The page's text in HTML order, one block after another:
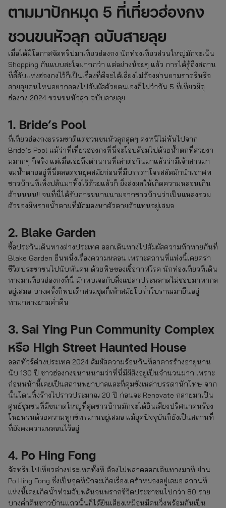
ตามมาปักหมุด 5 ที่เที่ยวฮ่องกง
ชวนขนหัวลุก ฉบับสายลุย
เมื่อได้มีโอกาสจัดทริปมาเที่ยวฮ่องกง นักท่องเที่ยวส่วนใหญ่มักจะเน้น
Shopping กันแบบสะใจมากกว่า แต่อย่างน้อยๆ แล้ว การได้รู้ถึงสถาน
ที่ลี้ลับแห่งฮ่องกงไว้ก็เป็นเรื่องที่ดีจะได้เลี่ยงไม่ต้องผ่านยามราตรีหรือ
สายลุยคนไหนอยากลองไปสัมผัสด้วยตนเองก็ไม่ว่ากัน 5 ที่เที่ยวผีดุ
ฮ่องกง 2024 ชวนขนหัวลุก ฉบับสายลุย
1. Bride’s Pool
ที่เที่ยวฮ่องกงธรรมชาติแต่ชวนขนหัวลุกสุดๆ คงหนีไม่พ้นไปจาก
Bride’s Pool แม้ว่าที่เที่ยวฮ่องกงที่นี่จะโอบล้อมไปด้วยน้ำตกที่สวยงา
มมากๆ ก็จริง แต่เมื่อเอ่ยถึงตำนานที่เล่าต่อกันมาแล้วว่ามีเจ้าสาวมา
จมน้ำตายอยู่ที่นี่ตลอดจนยุคสมัยก่อนที่มีบรรดาโจรสลัดมักนำเอาศพ
ชาวบ้านที่เพิ่งปล้นมาทิ้งไว้ด้วยแล้วก็ ยิ่งส่งผลให้เกิดความหลอนเกิน
ต้านนนน!! จนที่นี่ได้รับการขนานนามจากชาวบ้านว่าเป็นแหล่งรวม
ตัวของผีพรายน้ำตามที่มักมองหาตัวตายตัวแทนอยู่เสมอ
2. Blake Garden
ซื้อประกันเดินทางต่างประเทศ ออกเดินทางไปสัมผัสความท้าทายกันที่
Blake Garden ยืนหนึ่งเรื่องความหลอน เพราะสถานที่แห่งนี้เคยคร่า
ชีวิตประชาชนไปนับพันคน ด้วยพิษของเชื้อกาฬโรค นักท่องเที่ยวที่เดิน
ทางมาเที่ยวฮ่องกงที่นี่ มักพบเจอกับสิ่งแปลกประหลาดไม่ชอบมาพากล
อยู่เสมอ บางครั้งก็พบเด็กสวมชุดกี่เพ้าสมัยโบร่ำโบราณมายืนอยู่
ท่ามกลางยามค่ำคืน
3. Sai Ying Pun Community Complex
หรือ High Street Haunted House
ออกทัวร์ต่างประเทศ 2024 สัมผัสความร้อนกันที่อาคารร้างอายุนาน
นับ 130 ปี ชาวฮ่องกงขนานนามว่าที่นี่มีผีสิงอยู่เป็นจำนวนมาก เพราะ
ก่อนหน้านี้เคยเป็นสถานพยาบาลและที่คุมขังเหล่าบรรดานักโทษ จาก
นั้นโดนทิ้งร้างไปราวประมาณ 20 ปี ก่อนจะ Renovate กลายมาเป็น
ศูนย์ชุมชนที่มีขนาดใหญ่ที่สุดชาวบ้านมักจะได้ยินเสียงปริศนาคนร้อง
โหยหวนด้วยความทุกข์ทรมานอยู่เสมอ แม้ยุคปัจจุบันก็ยังเป็นสถานที่
ที่ยังคงความหลอนไว้อยู่
4. Po Hing Fong
จัดทริปไปเที่ยวต่างประเทศทั้งที ต้องไม่พลาดออกเดินทางมาที่ ย่าน
Po Hing Fong ซึ่งเป็นจุดที่มักจะเกิดเรื่องเศร้าหมองอยู่เสมอ สถานที่
แห่งนี้เคยเกิดน้ำท่วมฉับพลันจนพรากชีวิตประชาชนไปกว่า 80 ราย
บางค่ำคืนชาวบ้านแถวนั้นก็ได้ยินเสียงเหมือนมีคนวิ่งพร้อมกันเป็น